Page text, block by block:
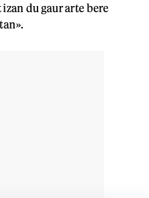
du gaur arte bere